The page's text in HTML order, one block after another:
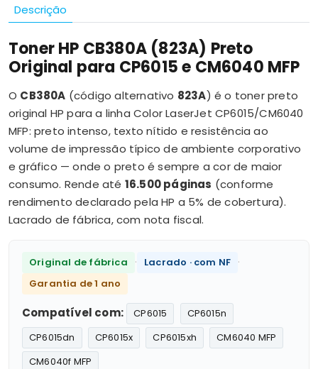
Descrição
Toner HP CB380A (823A) Preto
Original para CP6015 e CM6040 MFP
O CB380A (código alternativo 823A) é o toner preto
original HP para a linha Color LaserJet CP6015/CM6040
MFP: preto intenso, texto nítido e resistência ao
volume de impressão típico de ambiente corporativo
e gráfico — onde o preto é sempre a cor de maior
consumo. Rende até 16.500 páginas (conforme
rendimento declarado pela HP a 5% de cobertura).
Lacrado de fábrica, com nota fiscal.
Original de fábrica · Lacrado · com NF ·
Garantia de 1 ano
Compatível com: CP6015
CP6015n
CP6015dn
CP6015x CP6015xh
CM6040 MFP
CM6040f MFP